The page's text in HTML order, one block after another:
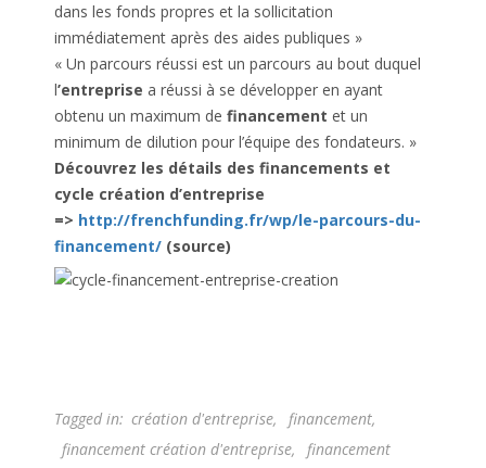
dans les fonds propres et la sollicitation
immédiatement après des aides publiques »
« Un parcours réussi est un parcours au bout duquel
l’entreprise a réussi à se développer en ayant
obtenu un maximum de financement et un
minimum de dilution pour l’équipe des fondateurs. »
Découvrez les détails des financements et
cycle création d’entreprise
=> http://frenchfunding.fr/wp/le-parcours-du-
financement/ (source)
Tagged in: création d'entreprise, financement,
financement création d'entreprise,
financement